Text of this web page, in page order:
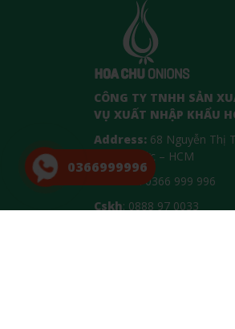
CÔNG TY TNHH SẢN
VỤ XUẤT NHẬP KHẨU
Address: 68 Nguyễn Thị
TP.Thủ Đức – HCM
: 0366 999 996
Cskh: 0888 97 0033
0366999996